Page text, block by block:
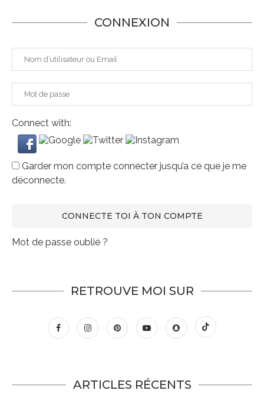
CONNEXION
Connect with:
Garder mon compte connecter jusqu’a ce que je me
déconnecte.
Mot de passe oublié ?
RETROUVE MOI SUR
ARTICLES RÉCENTS